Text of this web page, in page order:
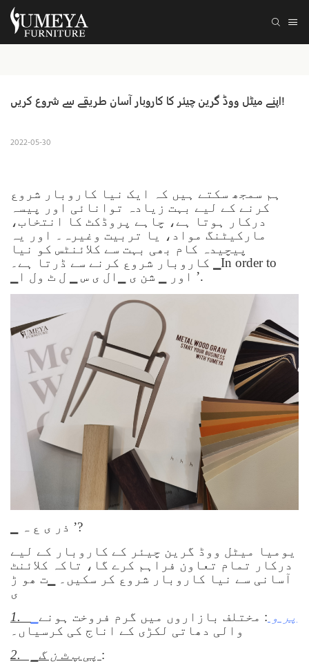
اپنے میٹل ووڈ گرین چیئر کا کاروبار آسان طریقے سے شروع کریں!
2022-05-30
ہم سمجھ سکتے ہیں کہ ایک نیا کاروبار شروع
کرنے کے لیے بہت زیادہ توانائی اور پیسہ
درکار ہوتا ہے، چاہے پروڈکٹ کا انتخاب،
مارکیٹنگ مواد، یا تربیت وغیرہ۔ اور یہ
پیچیدہ کام بھی بہت سے کلائنٹس کو نیا
کاروبار شروع کرنے سے ڈرتا ہے۔ ▁In order to
▁اور ▁ شن ی ▁ال ی س ▁ ل ٹ ول ا ’.
▁ ذر ی ع ہ ’?
یومیا میٹل ووڈ گرین چیئر کے کاروبار کے لیے
درکار تمام تعاون فراہم کرے گا، تاکہ کلائنٹ
آسانی سے نیا کاروبار شروع کر سکیں۔ ▁ت ھو ڑ
ی
1.
▁پر و : مختلف بازاروں میں گرم فروخت ہونے
والی دھاتی لکڑی کے اناج کی کرسیاں۔
2.
: